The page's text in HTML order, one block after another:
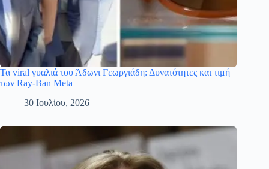
Τα viral γυαλιά του Άδωνι Γεωργιάδη: Δυνατότητες και τιμή
των Ray-Ban Meta
30 Ιουλίου, 2026